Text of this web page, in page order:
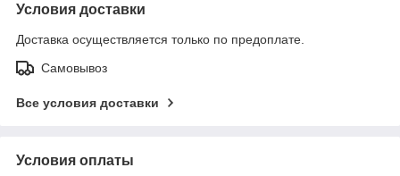
Условия доставки
Доставка осуществляется только по предоплате.
Самовывоз
Все условия доставки
Условия оплаты